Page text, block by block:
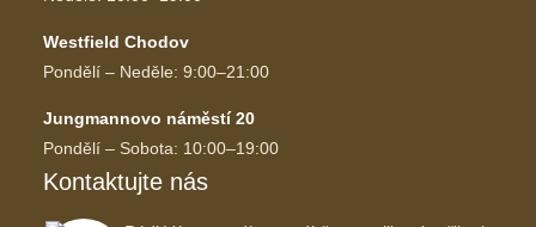
Westfield Chodov
Pondělí – Neděle: 9:00–21:00
Jungmannovo náměstí 20
Pondělí – Sobota: 10:00–19:00
Kontaktujte nás